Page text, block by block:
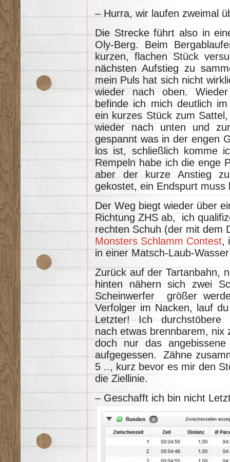
– Hurra, wir laufen zweimal
Die Strecke führt also in
Oly-Berg. Beim
kurzen, flachen Stück
nächsten Aufstieg zu
mein Puls hat sich nicht
wieder nach oben.
befinde ich mich deutlich
ein kurzes Stück zum
wieder nach unten und
gespannt was in der engen
los ist, schließlich komme
Rempeln habe ich die enge
aber der kurze Anstieg
gekostet, ein Endspurt muss
Der Weg biegt wieder über
Richtung ZHS ab, ich
rechten Schuh (der mit dem
Monsters Schlamm Contest,
in einer Matsch-Laub-
Zurück auf der Tartanbahn,
hinten nähern sich zwei
Scheinwerfer größer
Verfolger im Nacken, lauf
Letzter! Ich durchstöbere
nach etwas brennbarem,
doch nur das
aufgegessen. Zähne
5 .., kurz bevor es mir den
die Ziellinie.
– Geschafft ich bin nicht